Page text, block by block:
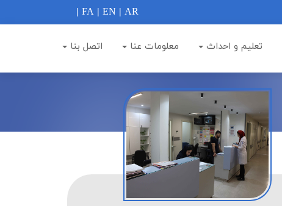
FA| EN | AR
|
تعلیم و احداث معلومات عنا اتصل بنا